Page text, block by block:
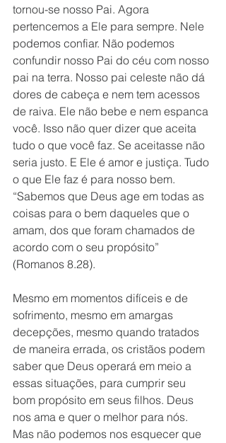
tornou-se nosso Pai. Agora
pertencemos a Ele para sempre. Nele
podemos confiar. Não podemos
confundir nosso Pai do céu com nosso
pai na terra. Nosso pai celeste não dá
dores de cabeça e nem tem acessos
de raiva. Ele não bebe e nem espanca
você. Isso não quer dizer que aceita
tudo o que você faz. Se aceitasse não
seria justo. E Ele é amor e justiça. Tudo
o que Ele faz é para nosso bem.
“Sabemos que Deus age em todas as
coisas para o bem daqueles que o
amam, dos que foram chamados de
acordo com o seu propósito”
(Romanos 8.28).
Mesmo em momentos difíceis e de
sofrimento, mesmo em amargas
decepções, mesmo quando tratados
de maneira errada, os cristãos podem
saber que Deus operará em meio a
essas situações, para cumprir seu
bom propósito em seus filhos. Deus
nos ama e quer o melhor para nós.
Mas não podemos nos esquecer que